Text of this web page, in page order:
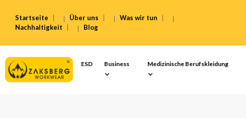
Startseite Über uns
Was wir tun
Nachhaltigkeit
Blog
ESD Business Medizinische Berufskleidung